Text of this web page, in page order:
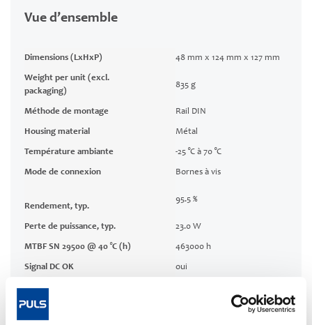
Vue d’ensemble
Dimensions (LxHxP) 48 mm x 124 mm x 127 mm
Weight per unit (excl.
packaging)
835 g
Méthode de montage Rail DIN
Housing material Métal
Température ambiante -25 °C à 70 °C
Mode de connexion Bornes à vis
Rendement, typ.
95.5 %
Perte de puissance, typ. 23.0 W
MTBF SN 29500 @ 40 °C (h) 463000 h
Signal DC OK oui
Produit pertinent pour la CRA